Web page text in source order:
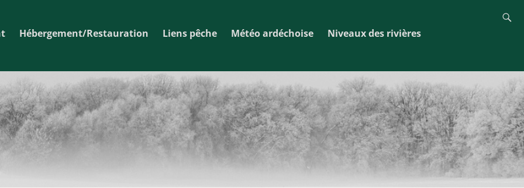
Hébergement/Restauration Liens pêche Météo ardéchoise
Niveaux des rivières